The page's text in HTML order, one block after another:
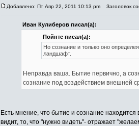
Добавлено: Пт Апр 22, 2011 10:13 pm Заголовок
Иван Кулиберов писал(а):
Пойнтс писал(а):
Но сознание и только оно
ландшафт.
Неправда ваша. Бытие первично, а
сознание под воздействием внешней
Есть мнение, что бытие и сознание
видит, то, что "нужно видеть"- отражает